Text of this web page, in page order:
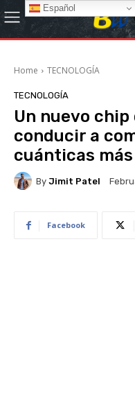
Home TECNOLOGÍA
TECNOLOGÍA
Un nuevo
conducir a
cuánticas
By Jimit Patel
Facebook
Español